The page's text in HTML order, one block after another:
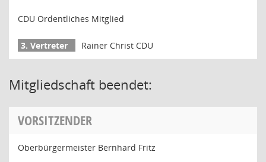
CDU Ordentliches Mitglied
Rainer Christ CDU
Mitgliedschaft beendet:
VORSITZENDER
Oberbürgermeister Bernhard Fritz